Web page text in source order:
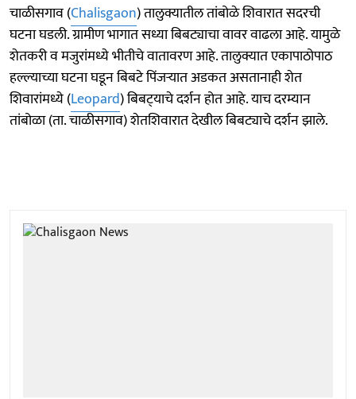
चाळीसगाव (Chalisgaon) तालुक्यातील तांबोळे शिवारात सदरची
घटना घडली. ग्रामीण भागात सध्या बिबट्याचा वावर वाढला आहे. यामुळे
शेतकरी व मजुरांमध्ये भीतीचे वातावरण आहे. तालुक्यात एकापाठोपाठ
हल्ल्याच्या घटना घडून बिबटे पिंजऱ्यात अडकत असतानाही शेत
शिवारांमध्ये (Leopard) बिबट्‍याचे दर्शन होत आहे. याच दरम्यान
तांबोळा (ता. चाळीसगाव) शेतशिवारात देखील बिबट्याचे दर्शन झाले.